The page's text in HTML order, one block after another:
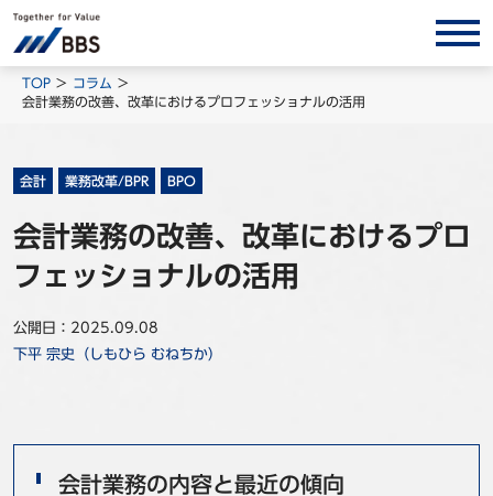
サービス/ソリューション
インサイト
コラム
調査レポート
出版書籍
TOP
コラム
会計業務の改善、改革におけるプロフェッショナルの活用
会計 業務改革/BPR BPO
会計業務の改善、改革におけるプロ
フェッショナルの活用
公開日：2025.09.08
下平 宗史（しもひら むねちか）
会計業務の内容と最近の傾向